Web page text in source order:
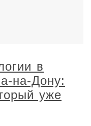
в
на-Дону:
уже